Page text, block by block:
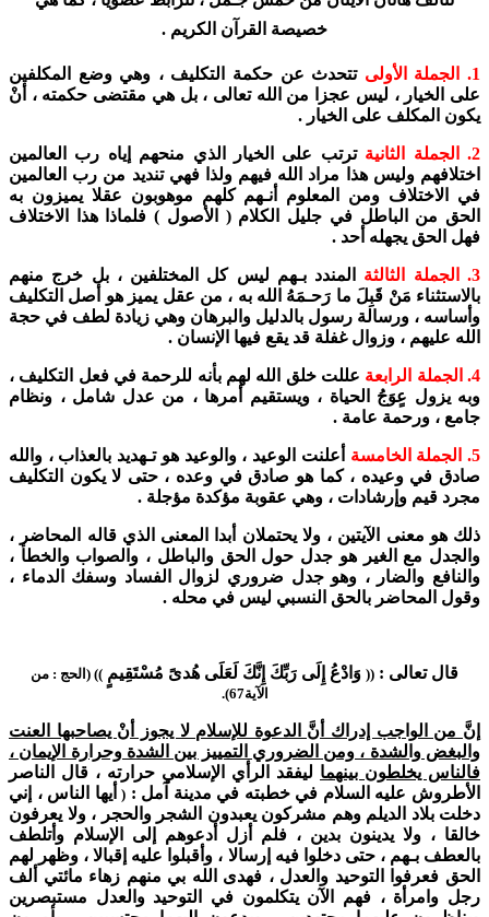
خصيصة القرآن الكريم .
1. الجملة الأولى
تتحدث عن حكمة التكليف ، وهي وضع المكلفين
على الخيار ، ليس عجزا من الله تعالى ، بل هي مقتضى حكمته ، أنْ
يكون المكلف على الخيار .
2. الجملة الثانية
ترتب على الخيار الذي منحهم إياه رب العالمين
اختلافهم وليس هذا مراد الله فيهم ولذا فهي تنديد من رب العالمين
في الاختلاف ومن المعلوم أنـهم كلهم موهوبون عقلا يميزون به
الحق من الباطل في جليل الكلام ( الأصول ) فلماذا هذا الاختلاف
فهل الحق يجهله أحد .
3. الجملة الثالثة
المندد بـهم ليس كل المختلفين ، بل خرج منهم
بالاستثناء مَنْ قَبِلَ ما رَحـمَهُ الله به ، من عقل يميز هو أصل التكليف
وأساسه ، ورسالة رسول بالدليل والبرهان وهي زيادة لطف في حجة
الله عليهم ، وزوال غفلة قد يقع فيها الإنسان .
4. الجملة الرابعة
عللت خلق الله لهم بأنه للرحمة في فعل التكليف ،
وبه يزول عٍوَجُ الحياة ، ويستقيم أمرها ، من عدل شامل ، ونظام
جامع ، ورحمة عامة .
5. الجملة الخامسة
أعلنت الوعيد ، والوعيد هو تـهديد بالعذاب ، والله
صادق في وعيده ، كما هو صادق في وعده ، حتى لا يكون التكليف
مجرد قيم وإرشادات ، وهي عقوبة مؤكدة مؤجلة .
ذلك هو معنى الآيتين ، ولا يحتملان أبدا المعنى الذي قاله المحاضر ،
والجدل مع الغير هو جدل حول الحق والباطل ، والصواب والخطأ ،
والنافع والضار ، وهو جدل ضروري لزوال الفساد وسفك الدماء ،
وقول المحاضر بالحق النسبي ليس في محله .
قال تعالى : (( وَادْعُ إِلَى رَبِّكَ إِنَّكَ لَعَلَى هُدىً مُسْتَقِيمٍ )) (الحج : من
الآية67).
إنَّ من الواجب إدراك أنَّ الدعوة للإسلام لا يجوز أنْ يصاحبها العنت
والبغض والشدة ، ومن الضروري التمييز بين الشدة وحرارة الإيمان ،
فالناس يخلطون بينهما ليفقد الرأي الإسلامي حرارته ، قال الناصر
الأطروش عليه السلام في خطبته في مدينة آمل : (أيها الناس ‍‍‍‍‍‍، إني
دخلت بلاد الديلم وهم مشركون يعبدون الشجر والحجر ، ولا يعرفون
خالقا ، ولا يدينون بدين ، فلم أزل أدعوهم إلى الإسلام وأتلطف
بالعطف بـهم ، حتى دخلوا فيه إرسالا ، وأقبلوا عليه إقبالا ، وظهر لهم
الحق فعرفوا التوحيد والعدل ، فهدى الله بي منهم زهاء مائتي ألف
رجل وامرأة ، فهم الآن يتكلمون في التوحيد والعدل مستبصرين